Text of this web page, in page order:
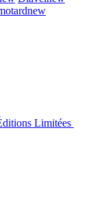
new
Limitées